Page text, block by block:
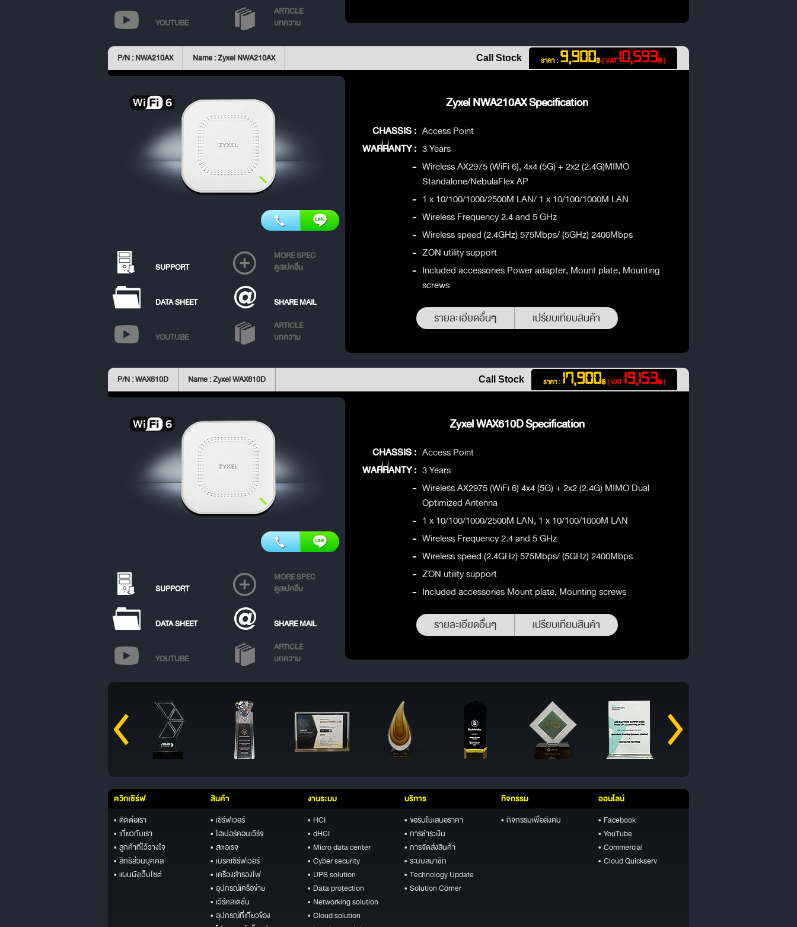
YOUTUBE
ARTICLE
บทความ
P/N : NWA210AX Name : Zyxel NWA210AX ราคา : 9,900฿[ VAT10,593฿ ]
Call Stock
SUPPORT
MORE SPEC
ดูสเปคอื่น
DATA SHEET SHARE MAIL
YOUTUBE
ARTICLE
บทความ
Zyxel NWA210AX Specification
CHASSIS : Access Point
WARRANTY : 3 Years
- Wireless AX2975 (WiFi 6), 4x4 (5G) + 2x2 (2.4G)MIMO
Standalone/NebulaFlex AP
- 1 x 10/100/1000/2500M LAN/ 1 x 10/100/1000M LAN
- Wireless Frequency 2.4 and 5 GHz
- Wireless speed (2.4GHz) 575Mbps/ (5GHz) 2400Mbps
- ZON utility support
- Included accessories Power adapter, Mount plate, Mounting
screws
รายละเอียดอื่นๆ เปรียบเทียบสินค้า
P/N : WAX610D Name : Zyxel WAX610D ราคา : 17,900฿[ VAT19,153฿ ]
Call Stock
SUPPORT
MORE SPEC
ดูสเปคอื่น
DATA SHEET SHARE MAIL
YOUTUBE
ARTICLE
บทความ
Zyxel WAX610D Specification
CHASSIS : Access Point
WARRANTY : 3 Years
- Wireless AX2975 (WiFi 6) 4x4 (5G) + 2x2 (2.4G) MIMO Dual
Optimized Antenna
- 1 x 10/100/1000/2500M LAN, 1 x 10/100/1000M LAN
- Wireless Frequency 2.4 and 5 GHz
- Wireless speed (2.4GHz) 575Mbps/ (5GHz) 2400Mbps
- ZON utility support
- Included accessories Mount plate, Mounting screws
รายละเอียดอื่นๆ เปรียบเทียบสินค้า
ควิกเซิร์ฟ
• ติดต่อเรา
• เกี่ยวกับเรา
• ลูกค้าที่ไว้วางใจ
• สิทธิส่วนบุคคล
• แผนผังเว็บไซต์
สินค้า
• เซิร์ฟเวอร์
• ไฮเปอร์คอนเวิร์จ
• สตอเรจ
• เบรคเซิร์ฟเวอร์
• เครื่องสำรองไฟ
• อุปกรณ์เครือข่าย
• เวิร์คสเตชั่น
• อุปกรณ์ที่เกี่ยวข้อง
งานระบบ
• HCI
• dHCI
• Micro data center
• Cyber security
• UPS solution
• Data protection
• Networking solution
• Cloud solution
บริการ
• ขอรับใบเสนอราคา
• การชำระเงิน
• การจัดส่งสินค้า
• ระบบสมาชิก
• Technology Update
• Solution Corner
กิจกรรม
• กิจกรรมเพื่อสังคม
ออนไลน์
• Facebook
• YouTube
• Commercial
• Cloud Quickserv